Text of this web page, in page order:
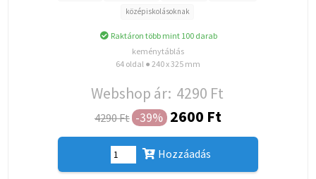
középiskolásoknak
Raktáron több mint 100 darab
keménytáblás
64 oldal ● 240 x 325 mm
Webshop ár: 4290 Ft
4290 Ft -39% 2600 Ft
Hozzáadás